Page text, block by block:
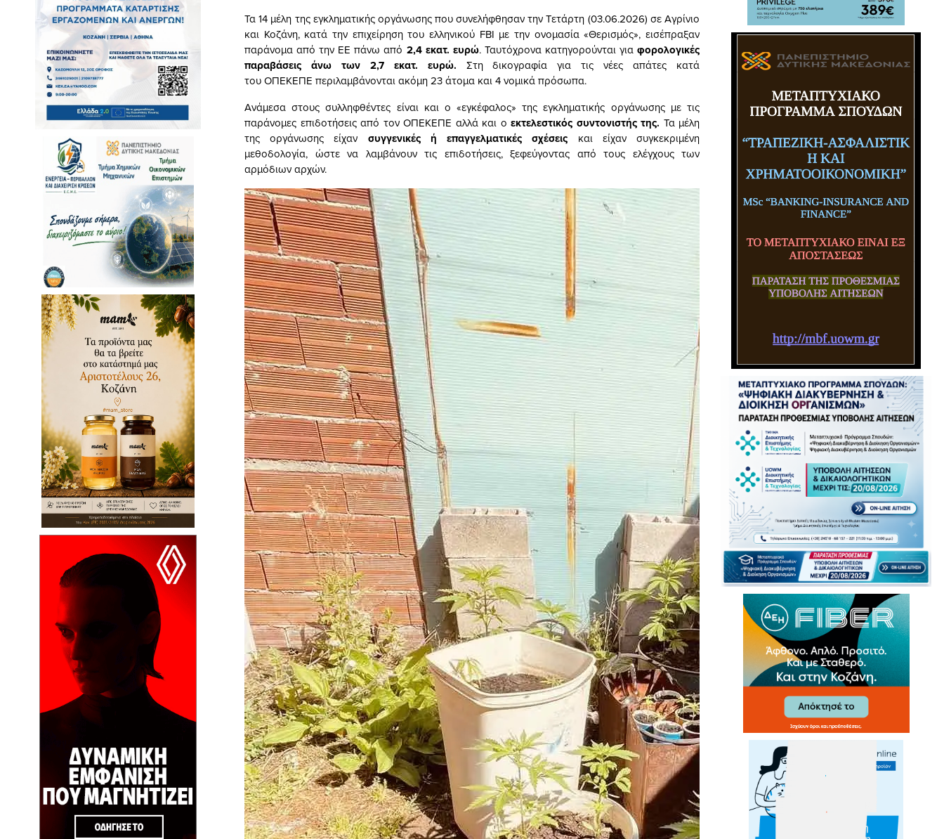
Τα 14 μέλη της εγκληματικής οργάνωσης που συνελήφθησαν την Τετάρτη (03.06.2026) σε Αγρίνιο
και Κοζάνη, κατά την επιχείρηση του ελληνικού FBI με την ονομασία «Θερισμός», εισέπραξαν
παράνομα από την ΕΕ πάνω από 2,4 εκατ. ευρώ. Ταυτόχρονα κατηγορούνται γιαφορολογικές
παραβάσεις άνω των 2,7 εκατ. ευρώ. Στη δικογραφία για τις νέες απάτες κατά
του ΟΠΕΚΕΠΕ περιλαμβάνονται ακόμη 23 άτομα και 4 νομικά πρόσωπα.
Ανάμεσα στους συλληφθέντες είναι και ο «εγκέφαλος» της εγκληματικής οργάνωσης με τις
παράνομες επιδοτήσεις από τον ΟΠΕΚΕΠΕ αλλά και ο εκτελεστικός συντονιστής της. Τα μέλη
της οργάνωσης είχαν συγγενικές ή επαγγελματικές σχέσεις και είχαν συγκεκριμένη
μεθοδολογία, ώστε να λαμβάνουν τις επιδοτήσεις, ξεφεύγοντας από τους ελέγχους των
αρμόδιων αρχών.